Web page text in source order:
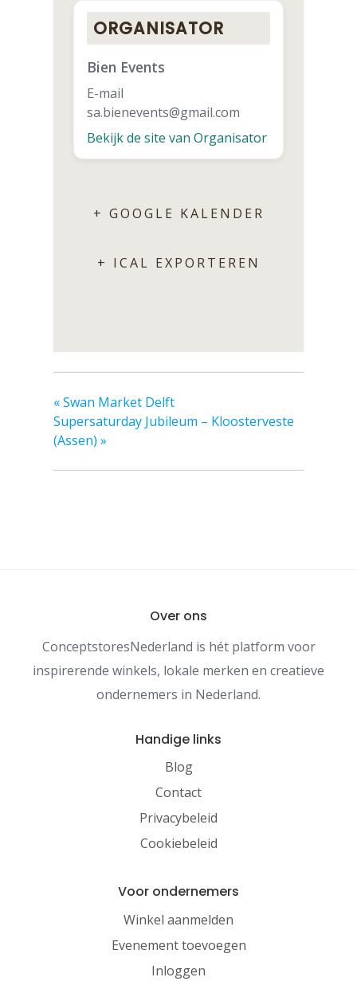
ORGANISATOR
Bien Events
E-mail
sa.bienevents@gmail.com
Bekijk de site van Organisator
+ GOOGLE KALENDER
+ ICAL EXPORTEREN
«Swan Market Delft
Supersaturday Jubileum – Kloosterveste
(Assen) »
Over ons
ConceptstoresNederland is hét platform voor
inspirerende winkels, lokale merken en creatieve
ondernemers in Nederland.
Handige links
Blog
Contact
Privacybeleid
Cookiebeleid
Voor ondernemers
Winkel aanmelden
Evenement toevoegen
Inloggen